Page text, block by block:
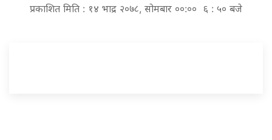
प्रकाशित मिति : १४ भाद्र २०७८, सोमबार ००:०० ६ : ५० बजे